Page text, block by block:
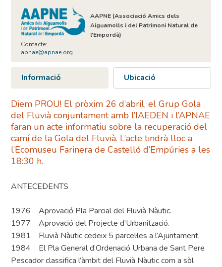
AAPNE (Associació Amics dels
Aiguamolls i del Patrimoni Natural de
l'Empordà)
Contacte:
apnae@apnae.org
Informació Ubicació
Diem PROU! El pròxim 26 d’abril, el Grup Gola
del Fluvià conjuntament amb l’IAEDEN i l’APNAE
faran un acte informatiu sobre la recuperació del
camí de la Gola del Fluvià. L’acte tindrà lloc a
l’Ecomuseu Farinera de Castelló d’Empúries a les
18:30 h.
ANTECEDENTS
1976 Aprovació Pla Parcial del Fluvià Nàutic.
1977 Aprovació del Projecte d’Urbanització.
1981 Fluvià Nàutic cedeix 5 parcel·les a l’Ajuntament.
1984 El Pla General d’Ordenació Urbana de Sant Pere
Pescador classifica l’àmbit del Fluvià Nàutic com a sòl